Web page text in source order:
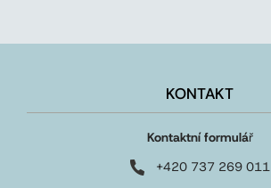
KONTAKT
Kontaktní formulář
+420 737 269 011